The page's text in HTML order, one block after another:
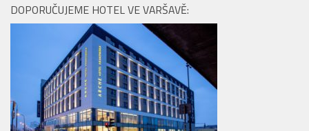
DOPORUČUJEME HOTEL VE VARŠAVĚ: